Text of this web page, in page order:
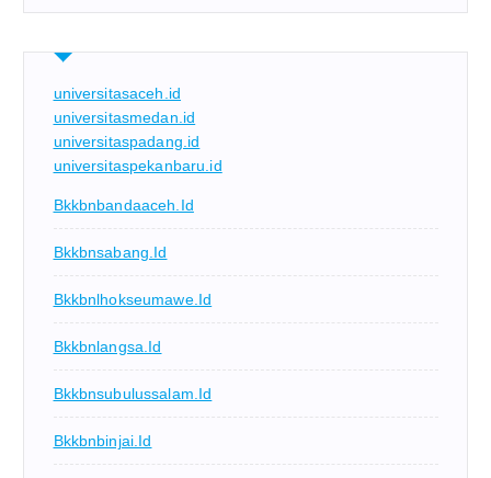
universitasaceh.id
universitasmedan.id
universitaspadang.id
universitaspekanbaru.id
Bkkbnbandaaceh.id
Bkkbnsabang.id
Bkkbnlhokseumawe.id
Bkkbnlangsa.id
Bkkbnsubulussalam.id
Bkkbnbinjai.id